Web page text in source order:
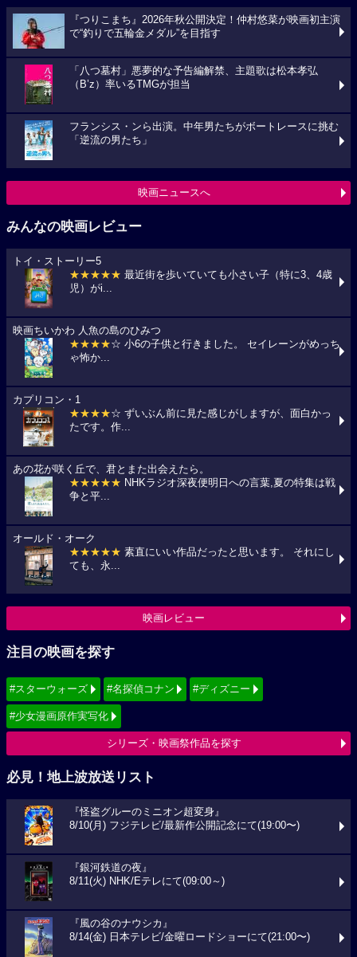
『つりこまち』2026年秋公開決定！仲村悠菜が映画初主演
で“釣りで五輪金メダル”を目指す
「八つ墓村」悪夢的な予告編解禁、主題歌は松本孝弘
（B’z）率いるTMGが担当
フランシス・ンら出演。中年男たちがボートレースに挑む
「逆流の男たち」
映画ニュースへ
みんなの映画レビュー
トイ・ストーリー5
★★★★★ 最近街を歩いていても小さい子（特に3、4歳
児）がi...
映画ちいかわ 人魚の島のひみつ
★★★★☆ 小6の子供と行きました。 セイレーンがめっち
ゃ怖か...
カプリコン・1
★★★★☆ ずいぶん前に見た感じがしますが、面白かっ
たです。作...
あの花が咲く丘で、君とまた出会えたら。
★★★★★ NHKラジオ深夜便明日への言葉,夏の特集は戦
争と平...
オールド・オーク
★★★★★ 素直にいい作品だったと思います。 それにし
ても、永...
映画レビュー
注目の映画を探す
#スターウォーズ #名探偵コナン #ディズニー
#少女漫画原作実写化
シリーズ・映画祭作品を探す
必見！地上波放送リスト
『怪盗グルーのミニオン超変身』
8/10(月) フジテレビ/最新作公開記念にて(19:00〜)
『銀河鉄道の夜』
8/11(火) NHK/Eテレにて(09:00～)
『風の谷のナウシカ』
8/14(金) 日本テレビ/金曜ロードショーにて(21:00〜)